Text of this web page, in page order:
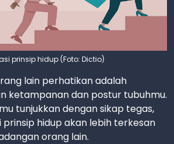
prinsip hidup (Foto: Dictio)
lain perhatikan adalah
ketampanan dan postur tubuhmu.
tunjukkan dengan sikap tegas,
prinsip hidup akan lebih terkesan
orang lain.